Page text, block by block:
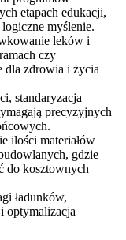
etapach edukacji,
myślenie.
leków i
czy
dla zdrowia i życia
standaryzacja
precyzyjnych
ilości materiałów
gdzie
do kosztownych
ładunków,
optymalizacja